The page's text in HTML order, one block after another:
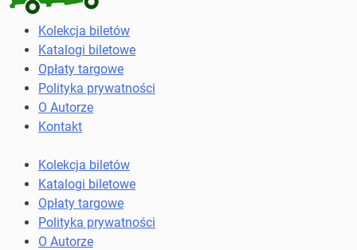
Kolekcja
biletów
komunikacji
miejskiej
kolejowych
Kolekcja biletów
Katalogi biletowe
Opłaty targowe
Polityka prywatności
O Autorze
Kontakt
Kolekcja biletów
Katalogi biletowe
Opłaty targowe
Polityka prywatności
O Autorze